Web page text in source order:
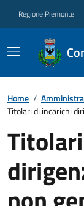
Regione Piemonte
Home /
Titolari di incarichi